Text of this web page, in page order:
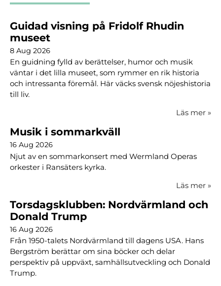
Guidad visning på Fridolf Rhudin
museet
8 Aug 2026
En guidning fylld av berättelser, humor och musik
väntar i det lilla museet, som rymmer en rik historia
och intressanta föremål. Här väcks svensk nöjeshistoria
till liv.
Läs mer »
Musik i sommarkväll
16 Aug 2026
Njut av en sommarkonsert med Wermland Operas
orkester i Ransäters kyrka.
Läs mer »
Torsdagsklubben: Nordvärmland och
Donald Trump
16 Aug 2026
Från 1950-talets Nordvärmland till dagens USA. Hans
Bergström berättar om sina böcker och delar
perspektiv på uppväxt, samhällsutveckling och Donald
Trump.